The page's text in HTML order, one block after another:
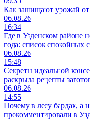
Как защищают урожай от
06.08.26
16:34
Где в Узденском районе
года: список спокойных
06.08.26
15:48
Секреты идеальной
раскрыла рецепты
06.08.26
14:55
Почему в лесу бардак, а
прокомментировали в